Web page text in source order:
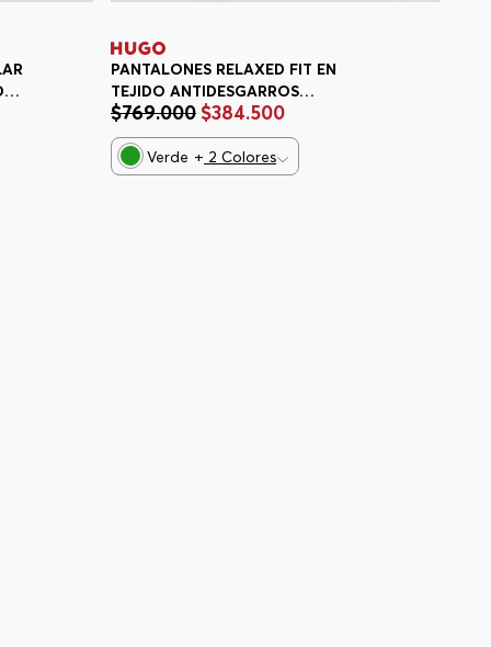
PANTALONES RELAXED FIT EN
TEJIDO ANTIDESGARROS
PANTALONES CASUALES RELAXED
FIT HOMBRE
$769.000 $384.500
Verde + 2 Colores